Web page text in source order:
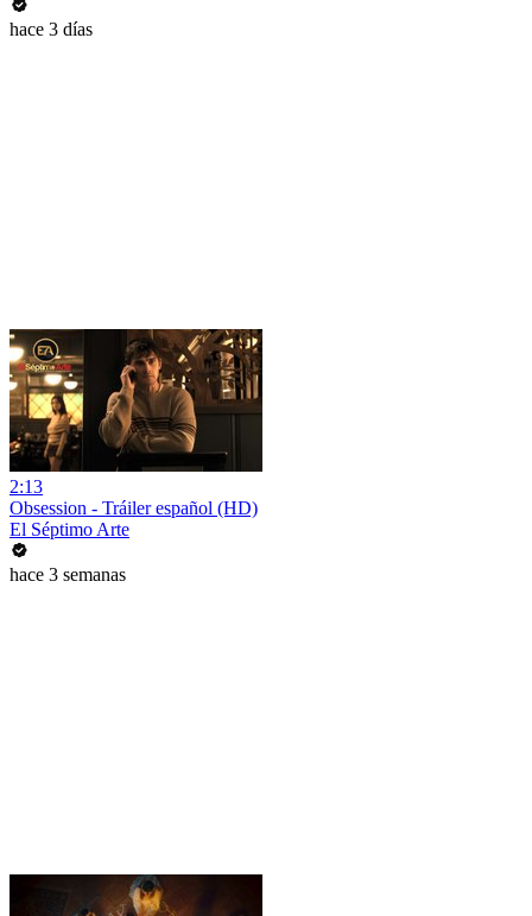
hace 3 días
2:13
Obsession - Tráiler español (HD)
El Séptimo Arte
hace 3 semanas